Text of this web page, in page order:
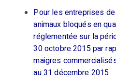
Pour les entreprises
animaux bloqués en
réglementée sur la
30 octobre 2015 par
maigres
au 31 décembre 2015